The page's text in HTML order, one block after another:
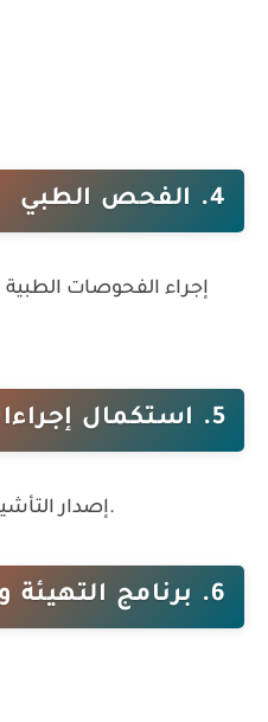
4. الفحص الطبي
إجراء الفحوصات
5. استكمال إجراءات الإقامة
إصدار التأشيرة وتصاريح العمل والإقامة.
6. برنامج التهيئة والتدريب